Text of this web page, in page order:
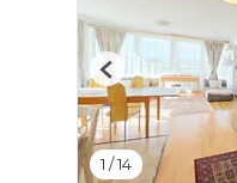
1 /14
Previous